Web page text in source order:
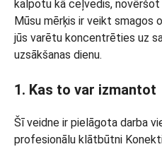
kalpotu kā ceļvedis,
Mūsu mērķis ir veikt smagos
jūs varētu koncentrēties uz
uzsākšanas dienu.
1. Kas to var izmantot
Šī veidne ir pielāgota darba
profesionālu klātbūtni